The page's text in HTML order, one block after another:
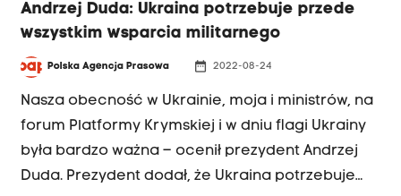
Andrzej Duda: Ukraina potrzebuje przede
wszystkim wsparcia militarnego
Polska Agencja Prasowa date_range 2022-08-24
Nasza obecność w Ukrainie, moja i ministrów, na
forum Platformy Krymskiej i w dniu flagi Ukrainy
była bardzo ważna – ocenił prezydent Andrzej
Duda. Prezydent dodał, że Ukraina potrzebuje